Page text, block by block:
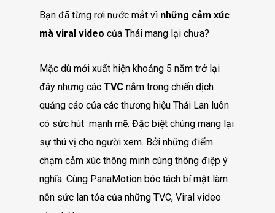
Bạn đã từng rơi nước mắt vì những cảm xúc
mà viral video của Thái mang lại chưa?
Mặc dù mới xuất hiện khoảng 5 năm trở lại
đây nhưng các TVC nằm trong chiến dịch
quảng cáo của các thương hiệu Thái Lan luôn
có sức hút mạnh mẽ. Đặc biệt chúng mang lại
sự thú vị cho người xem. Bởi những điểm
chạm cảm xúc thông minh cùng thông điệp ý
nghĩa. Cùng PanaMotion bóc tách bí mật làm
nên sức lan tỏa của những TVC, Viral video